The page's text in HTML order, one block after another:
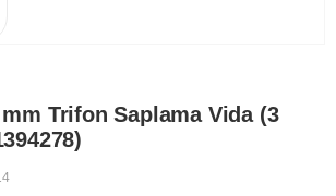
Trifon Saplama Vida (3